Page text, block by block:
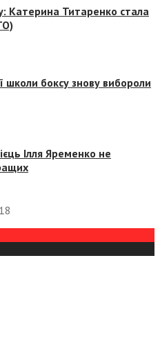
Катерина Титаренко стала
школи боксу знову вибороли
Ілля Яременко не
18